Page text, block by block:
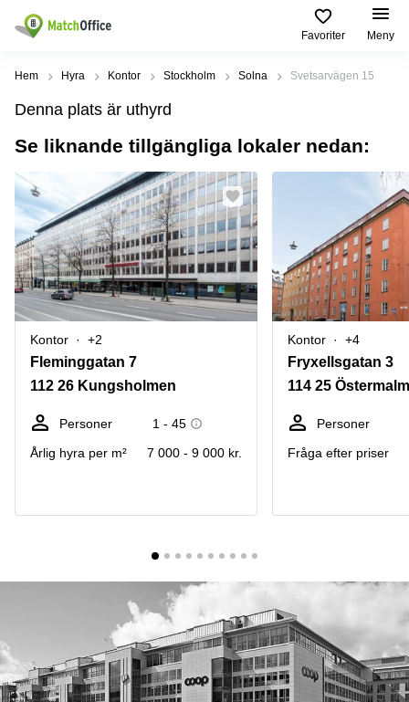
Favoriter Meny
Hyra / hyra ut
Kategorier
Kontorshotell
Coworking
space
Lagerlokaler
Industrilokaler
Verkstad
Mötesrum
Virtuellt
Populära
Städer
Stockholm
Göteborg
Malmö
Uppsala
Norrköping
Skåne
Älvsjö
Sollentuna
Vasastan
Populära
sökningar
Kontorshotell
Stockholm
Hyra lokal
Stockholm
Kontorshotell
Göteborg
Coworking
Stockholm
Kontorshotell
Malmö
Coworking
Östermalm
Kontor
Hjälp
Bli hyresvärd
Pris
Logga in
Hem Hyra Kontor Stockholm Solna Svetsarvägen 15
Denna plats är uthyrd
Se liknande tillgängliga lokaler nedan:
Kontor +2
Fleminggatan 7
112 26 Kungsholmen
Personer
1 - 45
Årlig hyra per m²
7 000 - 9 000 kr.
Kontor +4
Fryxellsgatan 3
114 25 Östermalm
Personer
Fråga efter priser